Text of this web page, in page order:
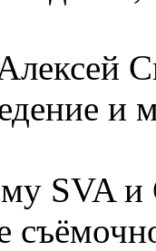
и
SVA и